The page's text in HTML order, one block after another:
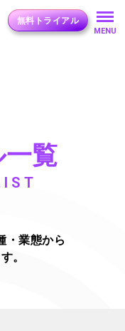
無料トライアル
MENU
覧
・業態から
。